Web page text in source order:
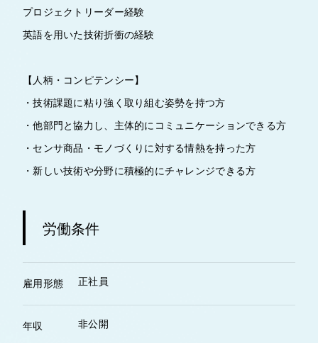
プロジェクトリーダー経験
英語を用いた技術折衝の経験
【人柄・コンピテンシー】
・技術課題に粘り強く取り組む姿勢を持つ方
・他部門と協力し、主体的にコミュニケーションできる方
・センサ商品・モノづくりに対する情熱を持った方
・新しい技術や分野に積極的にチャレンジできる方
労働条件
雇用形態 正社員
年収 非公開